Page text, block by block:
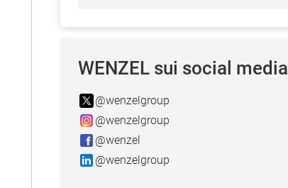
WENZEL sui social media
@wenzelgroup
@wenzelgroup
@wenzel
@wenzelgroup